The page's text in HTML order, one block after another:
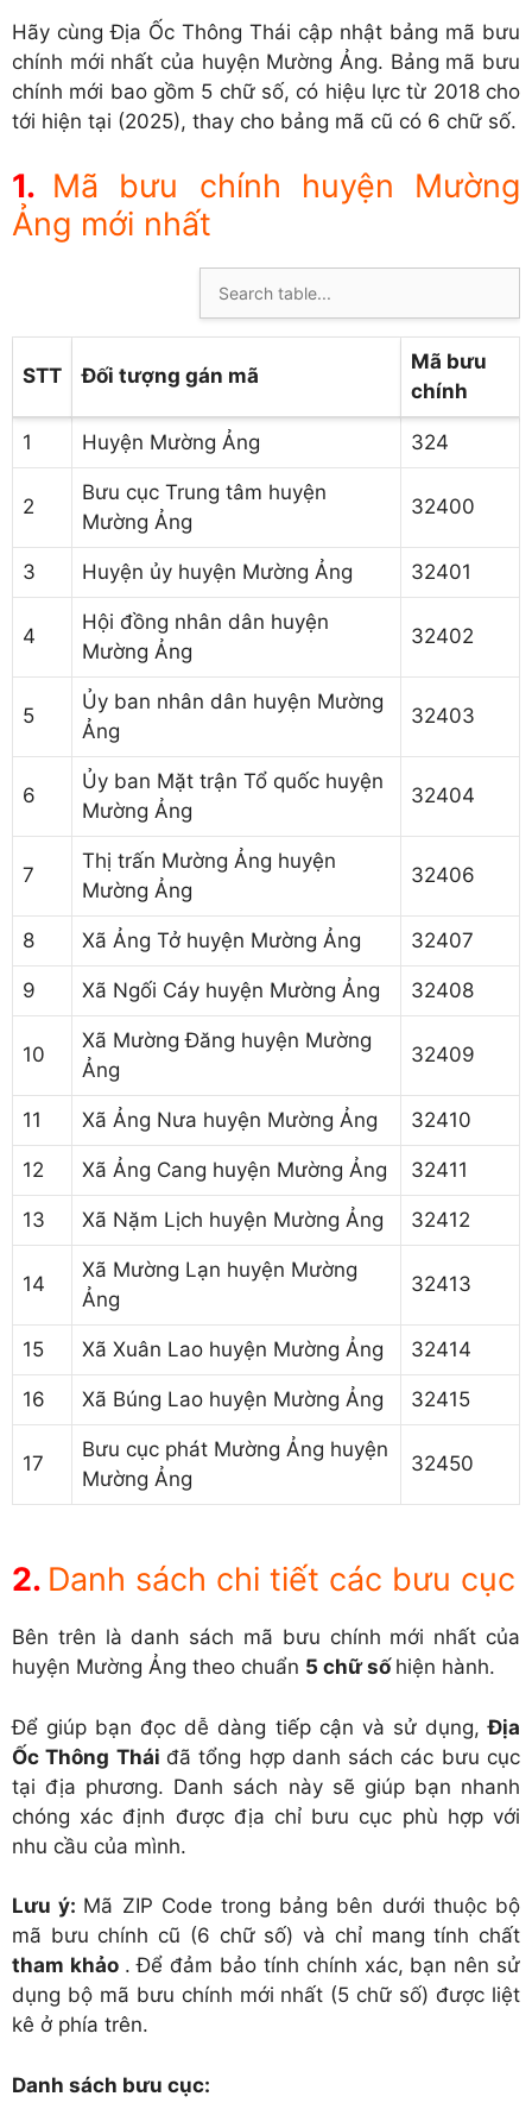
Hãy cùng Địa Ốc Thông Thái cập nhật bảng mã bưu
chính mới nhất của huyện Mường Ảng. Bảng mã bưu
chính mới bao gồm 5 chữ số, có hiệu lực từ 2018 cho
tới hiện tại (2025), thay cho bảng mã cũ có 6 chữ số.
Mã bưu chính huyện Mường
Ảng mới nhất
STT Đối tượng gán mã
Mã bưu
chính
1 Huyện Mường Ảng 324
2
Bưu cục Trung tâm huyện
Mường Ảng
32400
3 Huyện ủy huyện Mường Ảng 32401
4
Hội đồng nhân dân huyện
Mường Ảng
32402
5
Ủy ban nhân dân huyện Mường
Ảng
32403
6
Ủy ban Mặt trận Tổ quốc huyện
Mường Ảng
32404
7
Thị trấn Mường Ảng huyện
Mường Ảng
32406
8 Xã Ảng Tở huyện Mường Ảng 32407
9 Xã Ngối Cáy huyện Mường Ảng 32408
10
Xã Mường Đăng huyện Mường
Ảng
32409
11 Xã Ảng Nưa huyện Mường Ảng 32410
12 Xã Ảng Cang huyện Mường Ảng 32411
13 Xã Nặm Lịch huyện Mường Ảng 32412
14
Xã Mường Lạn huyện Mường
Ảng
32413
15 Xã Xuân Lao huyện Mường Ảng 32414
16 Xã Búng Lao huyện Mường Ảng 32415
17
Bưu cục phát Mường Ảng huyện
Mường Ảng
32450
Danh sách chi tiết các bưu cục
Bên trên là danh sách mã bưu chính mới nhất của
huyện Mường Ảng theo chuẩn 5 chữ số hiện hành.
Để giúp bạn đọc dễ dàng tiếp cận và sử dụng,Địa
Ốc Thông Thái đã tổng hợp danh sách các bưu cục
tại địa phương. Danh sách này sẽ giúp bạn nhanh
chóng xác định được địa chỉ bưu cục phù hợp với
nhu cầu của mình.
Lưu ý: Mã ZIP Code trong bảng bên dưới thuộc bộ
mã bưu chính cũ (6 chữ số) và chỉ mang tính chất
tham khảo . Để đảm bảo tính chính xác, bạn nên sử
dụng bộ mã bưu chính mới nhất (5 chữ số) được liệt
kê ở phía trên.
Danh sách bưu cục: